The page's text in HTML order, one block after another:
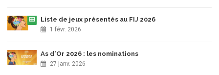
Liste de jeux présentés au FIJ 2026
1 févr. 2026
As d'Or 2026 : les nominations
27 janv. 2026